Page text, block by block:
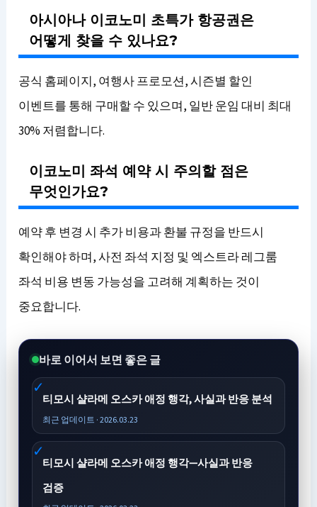
아시아나 이코노미 초특가 항공권은
어떻게 찾을 수 있나요?
공식 홈페이지, 여행사 프로모션, 시즌별 할인
이벤트를 통해 구매할 수 있으며, 일반 운임 대비 최대
30% 저렴합니다.
이코노미 좌석 예약 시 주의할 점은
무엇인가요?
예약 후 변경 시 추가 비용과 환불 규정을 반드시
확인해야 하며, 사전 좌석 지정 및 엑스트라 레그룸
좌석 비용 변동 가능성을 고려해 계획하는 것이
중요합니다.
바로 이어서 보면 좋은 글
티모시 샬라메 오스카 애정 행각, 사실과 반응 분석
최근 업데이트 · 2026.03.23
티모시 샬라메 오스카 애정 행각—사실과 반응
검증